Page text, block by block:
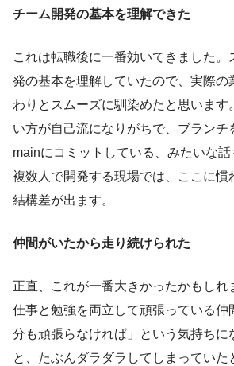
チーム開発の基本を理解できた
これは転職後に一番効いてきました。
発の基本を理解していたので、実際の
わりとスムーズに馴染めたと思います
い方が自己流になりがちで、ブランチ
mainにコミットしている、みたいな話
複数人で開発する現場では、ここに慣
結構差が出ます。
仲間がいたから走り続けられた
正直、これが一番大きかったかもしれ
仕事と勉強を両立して頑張っている仲
分も頑張らなければ」という気持ちに
と、たぶんダラダラしてしまっていた